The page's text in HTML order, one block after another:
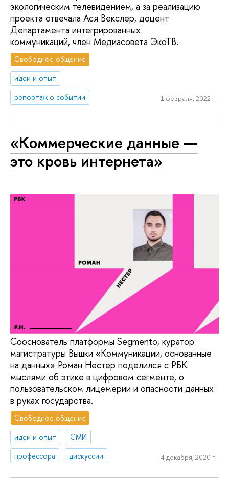
экологическим телевидением, а за реализацию
проекта отвечала Ася Векслер, доцент
Департамента интегрированных
коммуникаций, член Медиасовета ЭкоТВ.
Свободное общение
идеи и опыт
репортаж о событии
1 февраля, 2022 г.
«Коммерческие данные —
это кровь интернета»
Сооснователь платформы Segmento, куратор
магистратуры Вышки «Коммуникации, основанные
на данных» Роман Нестер поделился с РБК
мыслями об этике в цифровом сегменте, о
пользовательском лицемерии и опасности данных
в руках государства.
Свободное общение
идеи и опыт
СМИ
профессора
дискуссии 4 декабря, 2020 г.